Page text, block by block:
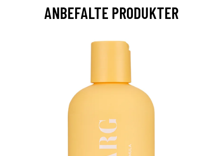
ANBEFALTE PRODUKTER